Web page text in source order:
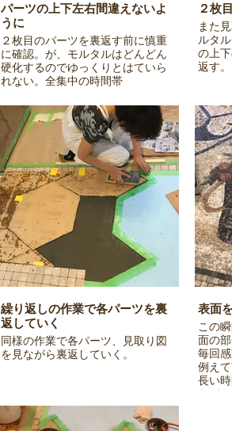
パーツの上下左右間違えないよ
うに
２枚目のパーツを裏返す前に慎重
に確認。が、モルタルはどんどん
硬化するのでゆっくりとはていら
れない。全集中の時間帯
２枚
また
ルタ
の上
返す。
繰り返しの作業で各パーツを裏
返していく
同様の作業で各パーツ、見取り図
を見ながら裏返していく。
表面
この
面の
毎回
例え
長い
なが